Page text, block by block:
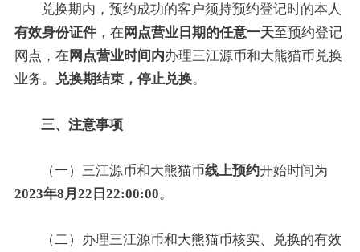
兑换期内，预约成功的客户须持预约登记时的本人
有效身份证件，在 网点营业日期的任意一天至预约登记
网点，在 网点营业时间内办理三江源币和大熊猫币兑换
业务。
兑换期结束，停止兑换。
三、注意事项
（一）三江源币和大熊猫币线上预约开始时间为
2023年8月22日22:00:00。
（二）办理三江源币和大熊猫币核实、兑换的有效